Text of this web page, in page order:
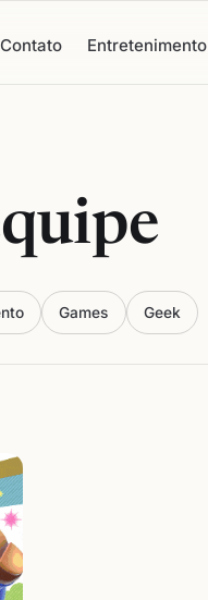
Contato Entretenimento
Games Geek